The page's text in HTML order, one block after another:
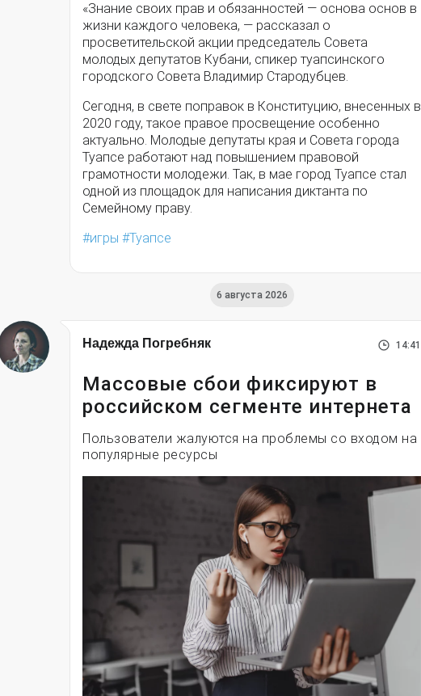
«Знание своих прав и обязанностей — основа основ в
жизни каждого человека, — рассказал о
просветительской акции председатель Совета
молодых депутатов Кубани, спикер туапсинского
городского Совета Владимир Стародубцев.
Сегодня, в свете поправок в Конституцию, внесенных в
2020 году, такое правое просвещение особенно
актуально. Молодые депутаты края и Совета города
Туапсе работают над повышением правовой
грамотности молодежи. Так, в мае город Туапсе стал
одной из площадок для написания диктанта по
Семейному праву.
игры
Туапсе
6 августа 2026
Надежда Погребняк 14:41
Массовые сбои фиксируют в
российском сегменте интернета
Пользователи жалуются на проблемы со входом на
популярные ресурсы